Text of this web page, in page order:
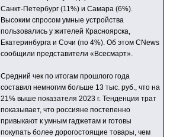
Санкт-Петербург (11%) и Самара (6%).
Высоким спросом умные устройства
пользовались у жителей Красноярска,
Екатеринбурга и Сочи (по 4%). Об этом CNews
сообщили представители «Всесмарт».
Средний чек по итогам прошлого года
составил немногим больше 13 тыс. руб., что на
21% выше показателя 2023 г. Тенденция трат
показывает, что россияне постепенно
привыкают к умным гаджетам и готовы
покупать более дорогостоящие товары, чем